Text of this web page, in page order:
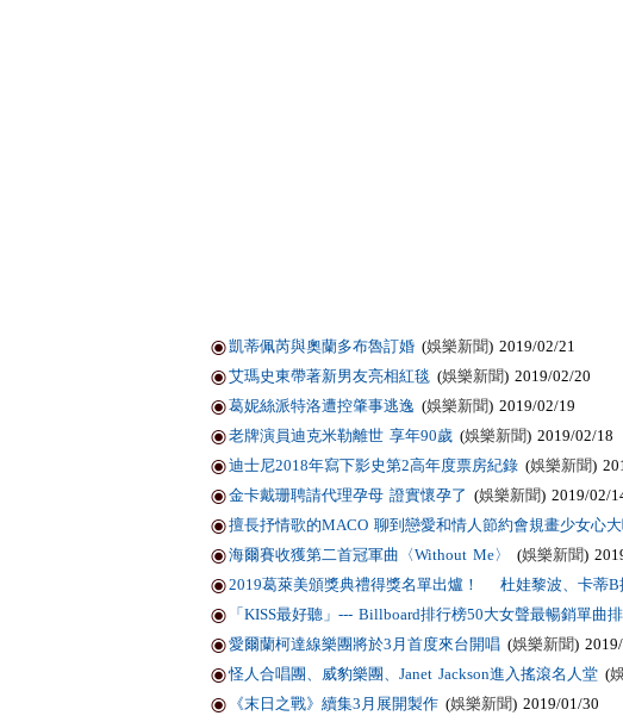
凱蒂佩芮與奧蘭多布魯訂婚 (娛樂新聞) 2019/02/21
艾瑪史東帶著新男友亮相紅毯 (娛樂新聞) 2019/02/20
葛妮絲派特洛遭控肇事逃逸 (娛樂新聞) 2019/02/19
老牌演員迪克米勒離世 享年90歲 (娛樂新聞) 2019/02/18
迪士尼2018年寫下影史第2高年度票房紀錄 (娛樂新聞)
金卡戴珊聘請代理孕母 證實懷孕了 (娛樂新聞) 2019/02/
擅長抒情歌的MACO 聊到戀愛和情人節約會規畫少女心大
海爾賽收獲第二首冠軍曲〈Without Me〉
(娛樂新聞)
2019葛萊美頒獎典禮得獎名單出爐！ 杜娃黎波、卡蒂B
「KISS最好聽」--- Billboard排行榜50大女聲最暢銷單曲
愛爾蘭柯達線樂團將於3月首度來台開唱 (娛樂新聞)
怪人合唱團、威豹樂團、Janet Jackson進入搖滾名人堂 (
《末日之戰》續集3月展開製作 (娛樂新聞) 2019/01/30